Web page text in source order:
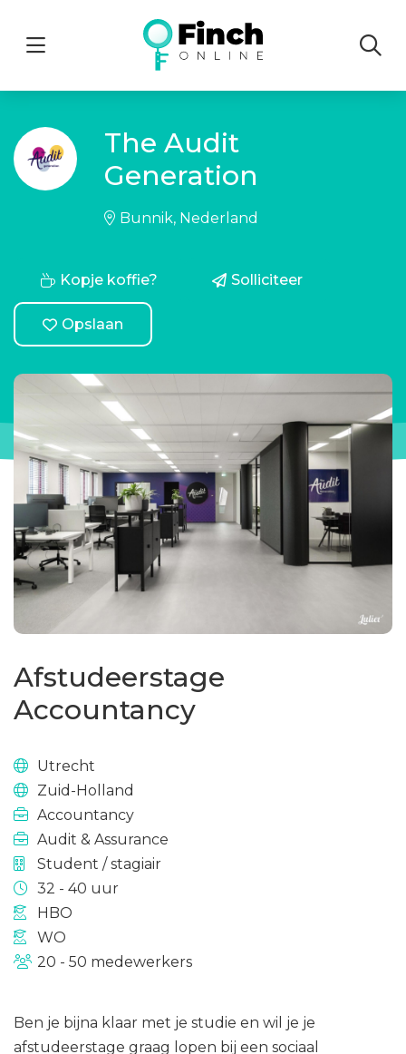
Menu
Afstudeerstage
Accountancy
The Audit
Generation
Bunnik, Nederland
Opslaan
Kopje koffie? Solliciteer
Utrecht
Zuid-Holland
Accountancy
Audit & Assurance
Student / stagiair
32 - 40 uur
HBO
WO
20 - 50 medewerkers
Ben je bijna klaar met je studie en wil je je
afstudeerstage graag lopen bij een sociaal